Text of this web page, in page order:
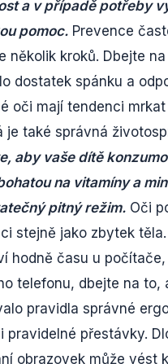
a v případě potřeby
pomoc. Prevence
několik kroků. Dbejte
dostatek spánku a
oči mají tendenci
je také správná
aby vaše dítě
na vitamíny a
pitný režim. Oči
stejně jako zbytek
hodně času u
telefonu, dbejte na to,
pravidla správné
pravidelné přestávky.
obrazovek může vést